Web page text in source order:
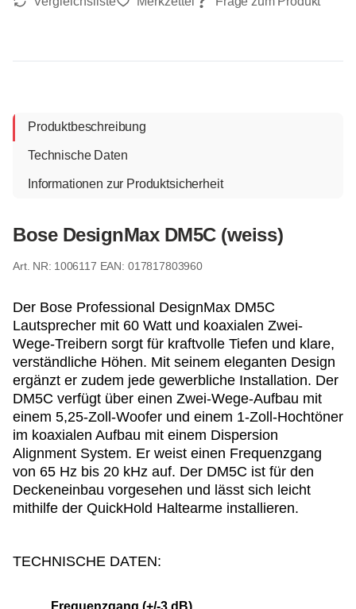
Produktbeschreibung
Technische Daten
Informationen zur Produktsicherheit
Bose DesignMax DM5C (weiss)
1006117 EAN: 017817803960
Der Bose Professional DesignMax DM5C
Lautsprecher mit 60 Watt und koaxialen Zwei-
Wege-Treibern sorgt für kraftvolle Tiefen und klare,
verständliche Höhen. Mit seinem eleganten Design
ergänzt er zudem jede gewerbliche Installation. Der
DM5C verfügt über einen Zwei-Wege-Aufbau mit
einem 5,25-Zoll-Woofer und einem 1-Zoll-Hochtöner
im koaxialen Aufbau mit einem Dispersion
Alignment System. Er weist einen Frequenzgang
von 65 Hz bis 20 kHz auf. Der DM5C ist für den
Deckeneinbau vorgesehen und lässt sich leicht
mithilfe der QuickHold Haltearme installieren.
TECHNISCHE DATEN:
Frequenzgang (+/-3 dB)